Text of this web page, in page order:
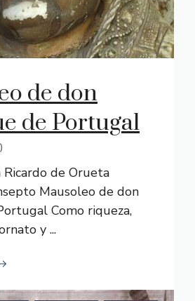
de don
de Portugal
de Orueta
Mausoleo de don
Como riqueza,
y ...